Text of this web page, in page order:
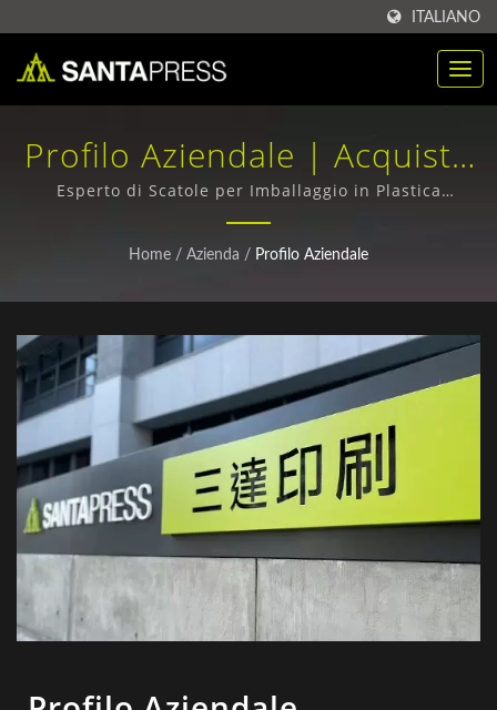
ITALIANO
Profilo Aziendale | Acquisto
All'ingrosso Di Scatole Di
Imballaggio In Plastica RPET
Co., Ltd.
Esperto di Scatole per Imballaggio in Plastica
Trasparente, Foglio Metallico e Cartone | design di
imballaggi innovativi e su misura
Home / Azienda / Profilo Aziendale